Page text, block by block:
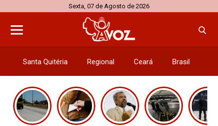
Sexta, 07 de Agosto de 2026
Santa Quitéria Regional Ceará Brasil